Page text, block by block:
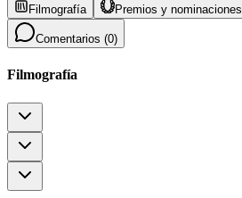
Filmografía Premios y nominaciones
Comentarios (0)
Filmografía